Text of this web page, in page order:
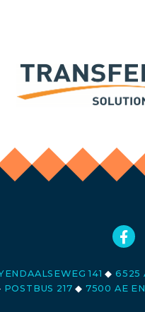
141◆ 6525
POSTBUS 217◆ 7500 AE